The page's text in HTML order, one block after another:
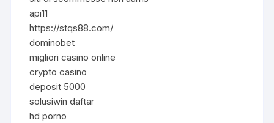
api11
https://stqs88.com/
dominobet
migliori casino online
crypto casino
deposit 5000
solusiwin daftar
hd porno